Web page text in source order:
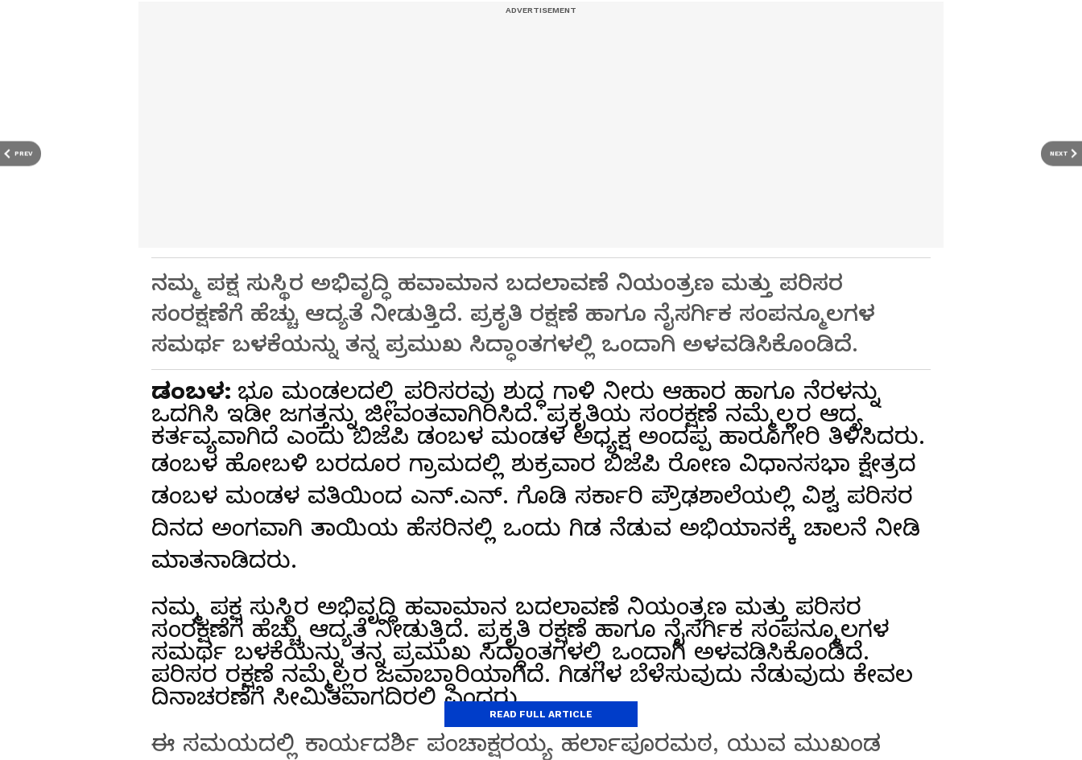
PREV NEXT
ನಮ್ಮ ಪಕ್ಷ ಸುಸ್ಥಿರ ಅಭಿವೃದ್ಧಿ ಹವಾಮಾನ ಬದಲಾವಣೆ ನಿಯಂತ್ರಣ ಮತ್ತು ಪರಿಸರ
ಸಂರಕ್ಷಣೆಗೆ ಹೆಚ್ಚು ಆದ್ಯತೆ ನೀಡುತ್ತಿದೆ. ಪ್ರಕೃತಿ ರಕ್ಷಣೆ ಹಾಗೂ ನೈಸರ್ಗಿಕ ಸಂಪನ್ಮೂಲಗಳ
ಸಮರ್ಥ ಬಳಕೆಯನ್ನು ತನ್ನ ಪ್ರಮುಖ ಸಿದ್ಧಾಂತಗಳಲ್ಲಿ ಒಂದಾಗಿ ಅಳವಡಿಸಿಕೊಂಡಿದೆ.
ಡಂಬಳ: ಭೂ ಮಂಡಲದಲ್ಲಿ ಪರಿಸರವು ಶುದ್ಧ ಗಾಳಿ ನೀರು ಆಹಾರ ಹಾಗೂ ನೆರಳನ್ನು
ಒದಗಿಸಿ ಇಡೀ ಜಗತ್ತನ್ನು ಜೀವಂತವಾಗಿರಿಸಿದೆ. ಪ್ರಕೃತಿಯ ಸಂರಕ್ಷಣೆ ನಮ್ಮೆಲ್ಲರ ಆದ್ಯ
ಕರ್ತವ್ಯವಾಗಿದೆ ಎಂದು ಬಿಜೆಪಿ ಡಂಬಳ ಮಂಡಳ ಅಧ್ಯಕ್ಷ ಅಂದಪ್ಪ ಹಾರೂಗೇರಿ ತಿಳಿಸಿದರು.
ಡಂಬಳ ಹೋಬಳಿ ಬರದೂರ ಗ್ರಾಮದಲ್ಲಿ ಶುಕ್ರವಾರ ಬಿಜೆಪಿ ರೋಣ ವಿಧಾನಸಭಾ ಕ್ಷೇತ್ರದ
ಡಂಬಳ ಮಂಡಳ ವತಿಯಿಂದ ಎನ್.ಎನ್. ಗೊಡಿ ಸರ್ಕಾರಿ ಪ್ರೌಢಶಾಲೆಯಲ್ಲಿ ವಿಶ್ವ ಪರಿಸರ
ದಿನದ ಅಂಗವಾಗಿ ತಾಯಿಯ ಹೆಸರಿನಲ್ಲಿ ಒಂದು ಗಿಡ ನೆಡುವ ಅಭಿಯಾನಕ್ಕೆ ಚಾಲನೆ ನೀಡಿ
ಮಾತನಾಡಿದರು.
ನಮ್ಮ ಪಕ್ಷ ಸುಸ್ಥಿರ ಅಭಿವೃದ್ಧಿ ಹವಾಮಾನ ಬದಲಾವಣೆ ನಿಯಂತ್ರಣ ಮತ್ತು ಪರಿಸರ
ಸಂರಕ್ಷಣೆಗೆ ಹೆಚ್ಚು ಆದ್ಯತೆ ನೀಡುತ್ತಿದೆ. ಪ್ರಕೃತಿ ರಕ್ಷಣೆ ಹಾಗೂ ನೈಸರ್ಗಿಕ ಸಂಪನ್ಮೂಲಗಳ
ಸಮರ್ಥ ಬಳಕೆಯನ್ನು ತನ್ನ ಪ್ರಮುಖ ಸಿದ್ಧಾಂತಗಳಲ್ಲಿ ಒಂದಾಗಿ ಅಳವಡಿಸಿಕೊಂಡಿದೆ.
ಪರಿಸರ ರಕ್ಷಣೆ ನಮ್ಮೆಲ್ಲರ ಜವಾಬ್ದಾರಿಯಾಗಿದೆ. ಗಿಡಗಳ ಬೆಳೆಸುವುದು ನೆಡುವುದು ಕೇವಲ
ದಿನಾಚರಣೆಗೆ ಸೀಮಿತವಾಗದಿರಲಿ ಎಂದರು.
ಈ ಸಮಯದಲ್ಲಿ ಕಾರ್ಯದರ್ಶಿ ಪಂಚಾಕ್ಷರಯ್ಯ ಹರ್ಲಾಪೂರಮಠ, ಯುವ ಮುಖಂಡ
READ FULL ARTICLE